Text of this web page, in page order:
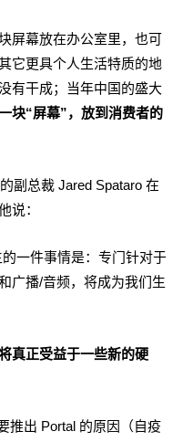
屏幕放在办公室里，也可
它更具个人生活特质的地
有干成；当年中国的盛大
块“屏幕”，放到消费者的
副总裁 Jared Spataro 在
说：
一件事情是：专门针对于
广播/音频，将成为我们生
真正受益于一些新的硬
推出 Portal 的原因（自疫